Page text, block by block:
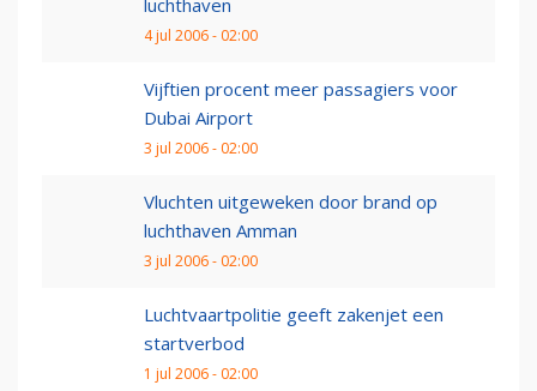
luchthaven
4 jul 2006 - 02:00
Vijftien procent meer passagiers voor
Dubai Airport
3 jul 2006 - 02:00
Vluchten uitgeweken door brand op
luchthaven Amman
3 jul 2006 - 02:00
Luchtvaartpolitie geeft zakenjet een
startverbod
1 jul 2006 - 02:00